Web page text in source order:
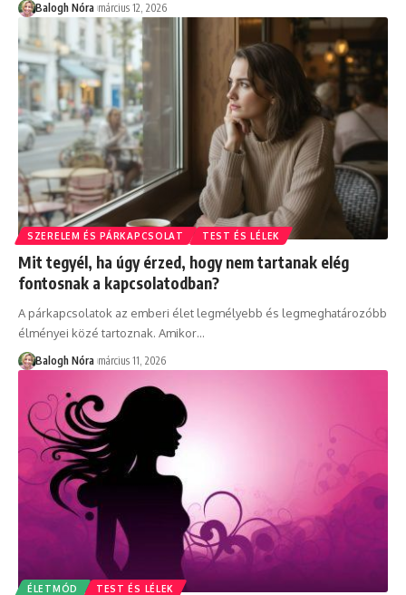
Balogh Nóra március 12, 2026
SZERELEM ÉS PÁRKAPCSOLAT TEST ÉS LÉLEK
Mit tegyél, ha úgy érzed, hogy nem tartanak elég
fontosnak a kapcsolatodban?
A párkapcsolatok az emberi élet legmélyebb és legmeghatározóbb
élményei közé tartoznak. Amikor…
Balogh Nóra március 11, 2026
ÉLETMÓD TEST ÉS LÉLEK